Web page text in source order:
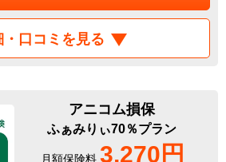
・口コミを見る
アニコム損保
ふぁみりぃ70％プラン
月額保険料 3,270円